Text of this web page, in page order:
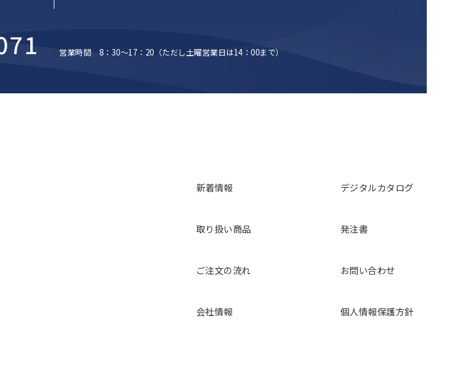
営業時間 8：30～17：20 （ただし土曜営業日は14：00まで）
新着情報 デジタルカタログ
取り扱い商品 発注書
ご注文の流れ お問い合わせ
会社情報 個人情報保護方針